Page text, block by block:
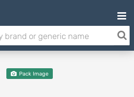
Pack Image